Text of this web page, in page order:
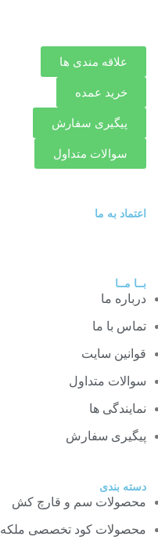
علاقه مندی ها
خرید عمده
پیگیری سفارش
سوالات متداول
اعتماد به ما
بــا مــا
درباره ما
تماس با ما
قوانین سایت
سوالات متداول
نمایندگی ها
پیگیری سفارش
دسته بندی
محصولات سم و قارچ کش
محصولات کود تخصصی ملکه